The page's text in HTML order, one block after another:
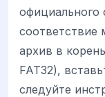
официального
соответствие
архив в
FAT32),
следуйте